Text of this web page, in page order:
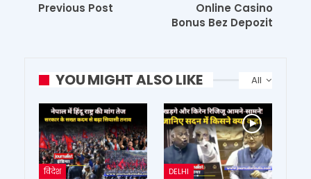
Previous Post
Online Casino
Bonus Bez Depozit
All
YOU MIGHT ALSO LIKE
विदेश DELHI